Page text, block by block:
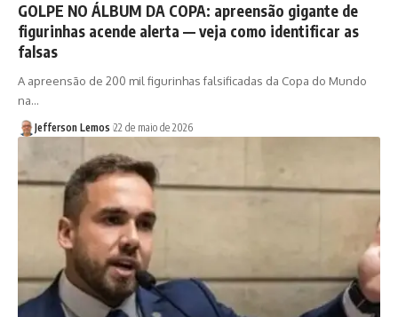
GOLPE NO ÁLBUM DA COPA: apreensão gigante de
figurinhas acende alerta — veja como identificar as
falsas
A apreensão de 200 mil figurinhas falsificadas da Copa do Mundo
na…
Jefferson Lemos 22 de maio de 2026